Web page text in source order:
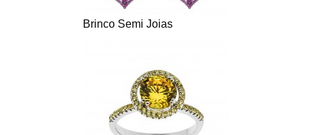
Brinco Semi Joias